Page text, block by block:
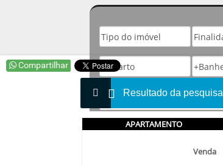
Resultado da pesquisa
APARTAMENTO
Venda